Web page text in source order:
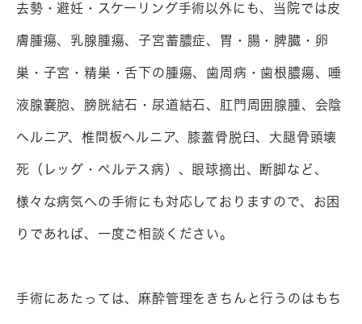
去勢・避妊・スケーリング手術以外にも、当院では皮
膚腫瘍、乳腺腫瘍、子宮蓄膿症、胃・腸・脾臓・卵
巣・子宮・精巣・舌下の腫瘍、歯周病・歯根膿瘍、唾
液腺嚢胞、膀胱結石・尿道結石、肛門周囲腺腫、会陰
ヘルニア、椎間板ヘルニア、膝蓋骨脱臼、大腿骨頭壊
死（レッグ・ぺルテス病）、眼球摘出、断脚など、
様々な病気への手術にも対応しておりますので、お困
りであれば、一度ご相談ください。
手術にあたっては、麻酔管理をきちんと行うのはもち